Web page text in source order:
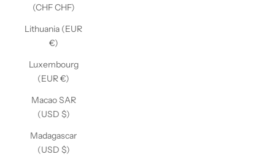
(CHF CHF)
Lithuania (EUR
€)
Luxembourg
(EUR €)
Macao SAR
(USD $)
Madagascar
(USD $)